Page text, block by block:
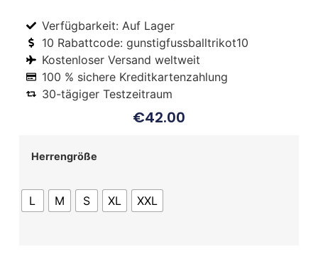
Verfügbarkeit: Auf Lager
10 Rabattcode: gunstigfussballtrikot10
Kostenloser Versand weltweit
100 % sichere Kreditkartenzahlung
30-tägiger Testzeitraum
€42.00
Herrengröße
L M S XL XXL